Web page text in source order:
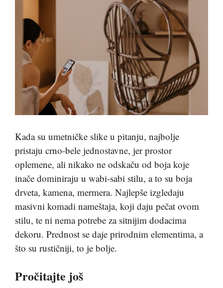
Kada su umetničke slike u pitanju, najbolje
pristaju crno-bele jednostavne, jer prostor
oplemene, ali nikako ne odskaču od boja koje
inače dominiraju u wabi-sabi stilu, a to su boja
drveta, kamena, mermera. Najlepše izgledaju
masivni komadi nameštaja, koji daju pečat ovom
stilu, te ni nema potrebe za sitnijim dodacima
dekoru. Prednost se daje prirodnim elementima, a
što su rustičniji, to je bolje.
Pročitajte još